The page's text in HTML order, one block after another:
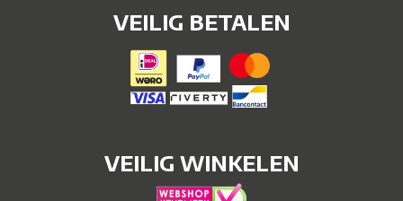
VEILIG BETALEN
VEILIG WINKELEN